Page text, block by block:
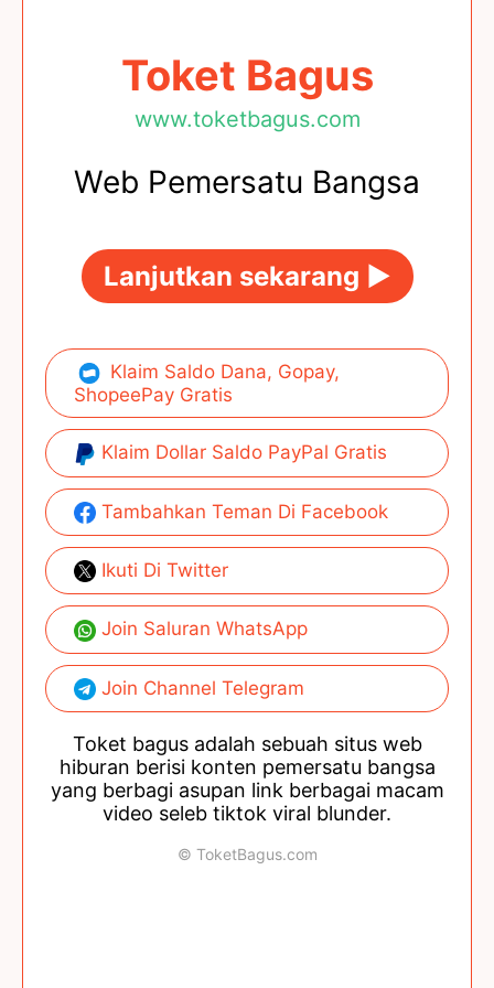
Toket Bagus
www.toketbagus.com
Web Pemersatu Bangsa
Lanjutkan sekarang ►
Klaim Saldo Dana, Gopay,
ShopeePay Gratis
Klaim Dollar Saldo PayPal Gratis
Tambahkan Teman Di Facebook
Ikuti Di Twitter
Join Saluran WhatsApp
Join Channel Telegram
Toket bagus adalah sebuah situs web
hiburan berisi konten pemersatu bangsa
yang berbagi asupan link berbagai macam
video seleb tiktok viral blunder.
© ToketBagus.com